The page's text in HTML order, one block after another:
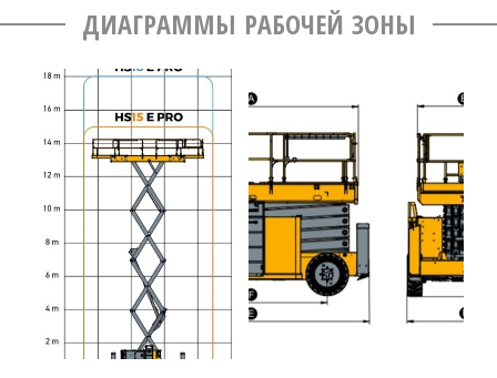
ДИАГРАММЫ РАБОЧЕЙ ЗОНЫ